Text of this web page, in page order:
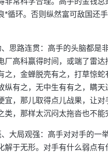
*循环。否则纵然富可敌国还
思路连贯：高手的头脑都是
厂高科赢得时间，或端了雷
之，金蝉脱壳有之，打草惊
纵有之，无中生有有之，瞒
宜，那儿取得点儿战果，让
类，那样太沉闷太拖沓也不
大局观强：高手对对手的一
解于无形。对手有什么弱点